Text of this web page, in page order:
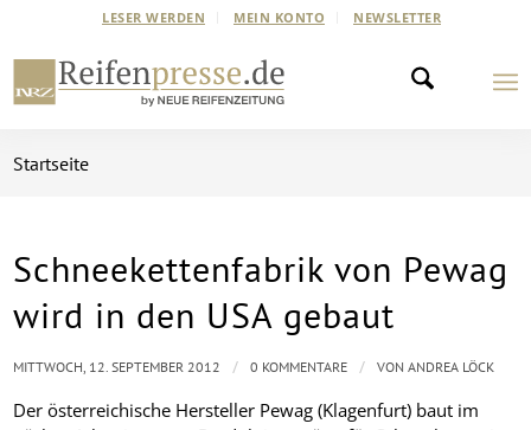
LESER WERDEN MEIN KONTO NEWSLETTER
Startseite
Schneekettenfabrik von Pewag
wird in den USA gebaut
Der österreichische Hersteller Pewag (Klagenfurt) baut im
MITTWOCH, 12. SEPTEMBER 2012 / 0 KOMMENTARE / VONANDREA LÖCK